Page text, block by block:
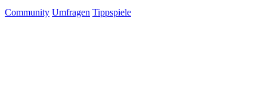
Community Umfragen Tippspiele